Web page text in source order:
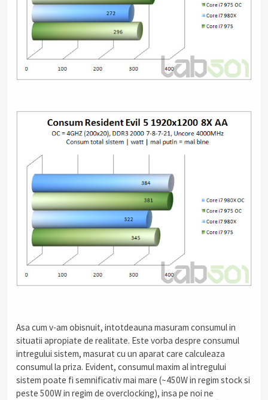
Asa cum v-am obisnuit, intotdeauna masuram consumul in
situatii apropiate de realitate. Este vorba despre consumul
intregului sistem, masurat cu un aparat care calculeaza
consumul la priza. Evident, consumul maxim al intregului
sistem poate fi semnificativ mai mare (~450W in regim stock si
peste 500W in regim de overclocking), insa pe noi ne